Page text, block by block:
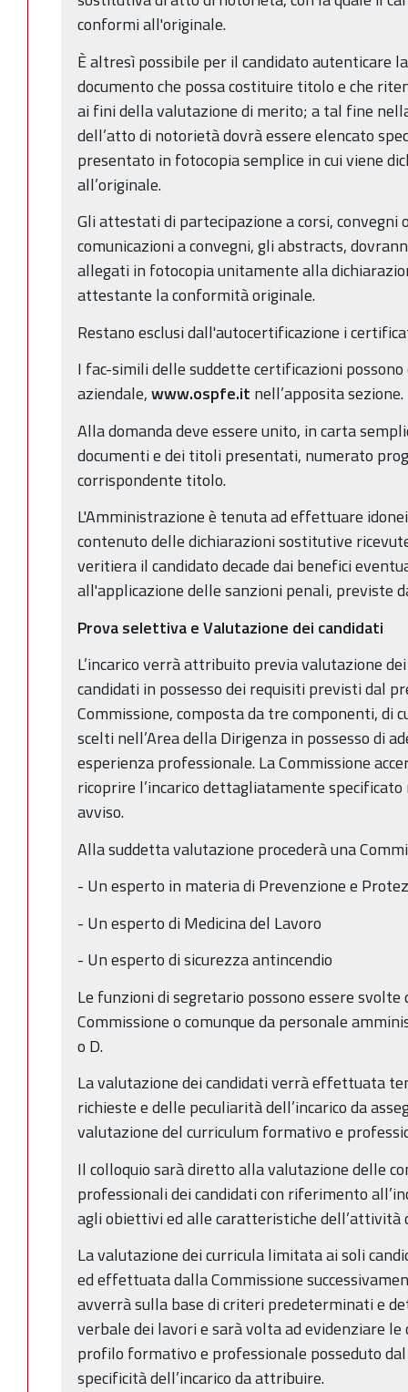
conformi all'originale.
È altresì possibile per il candidato autenticare
documento che possa costituire titolo e che
ai fini della valutazione di merito; a tal fine
dell’atto di notorietà dovrà essere elencato
presentato in fotocopia semplice in cui viene
all’originale.
Gli attestati di partecipazione a corsi, convegni
comunicazioni a convegni, gli abstracts,
allegati in fotocopia unitamente alla
attestante la conformità originale.
Restano esclusi dall'autocertificazione i
I fac-simili delle suddette certificazioni
aziendale,www.ospfe.it nell’apposita sezione.
Alla domanda deve essere unito, in carta
documenti e dei titoli presentati, numerato
corrispondente titolo.
L'Amministrazione è tenuta ad effettuare
contenuto delle dichiarazioni sostitutive
veritiera il candidato decade dai benefici
all'applicazione delle sanzioni penali, previste
Prova selettiva e Valutazione dei candidati
L’incarico verrà attribuito previa valutazione
candidati in possesso dei requisiti previsti dal
Commissione, composta da tre componenti, di
scelti nell’Area della Dirigenza in possesso di
esperienza professionale. La Commissione
ricoprire l’incarico dettagliatamente
avviso.
Alla suddetta valutazione procederà una
- Un esperto in materia di Prevenzione e
- Un esperto di Medicina del Lavoro
- Un esperto di sicurezza antincendio
Le funzioni di segretario possono essere
Commissione o comunque da personale
o D.
La valutazione dei candidati verrà effettuata
richieste e delle peculiarità dell’incarico da
valutazione del curriculum formativo e
Il colloquio sarà diretto alla valutazione delle
professionali dei candidati con riferimento
agli obiettivi ed alle caratteristiche dell’attività
La valutazione dei curricula limitata ai soli
ed effettuata dalla Commissione
avverrà sulla base di criteri predeterminati e
verbale dei lavori e sarà volta ad evidenziare
profilo formativo e professionale posseduto
specificità dell’incarico da attribuire.